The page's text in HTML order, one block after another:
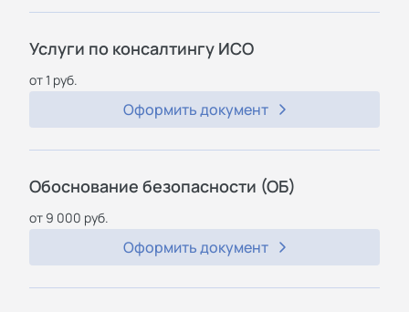
Услуги по консалтингу ИСО
от 1 руб.
Оформить документ
Обоснование безопасности (ОБ)
от 9 000 руб.
Оформить документ